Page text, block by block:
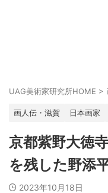
UAG美術家研究所HOME >
画人伝・滋賀 日本画家
京都紫野大徳
を残した野添
2023年10月18日